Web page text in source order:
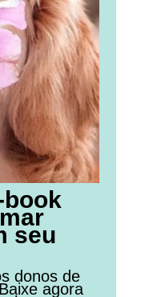
book
seu
donos de
agora